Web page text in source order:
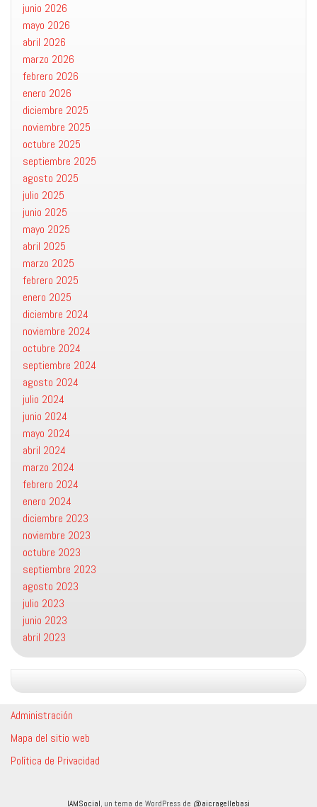
junio 2026
mayo 2026
abril 2026
marzo 2026
febrero 2026
enero 2026
diciembre 2025
noviembre 2025
octubre 2025
septiembre 2025
agosto 2025
julio 2025
junio 2025
mayo 2025
abril 2025
marzo 2025
febrero 2025
enero 2025
diciembre 2024
noviembre 2024
octubre 2024
septiembre 2024
agosto 2024
julio 2024
junio 2024
mayo 2024
abril 2024
marzo 2024
febrero 2024
enero 2024
diciembre 2023
noviembre 2023
octubre 2023
septiembre 2023
agosto 2023
julio 2023
junio 2023
abril 2023
Administración
Mapa del sitio web
Política de Privacidad
IAMSocial, un tema de WordPress de @aicragellebasi